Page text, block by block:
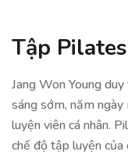
Tập Pilates
Jang Won Young
sáng sớm, năm
luyện viên cá nhân.
chế độ tập luyện của